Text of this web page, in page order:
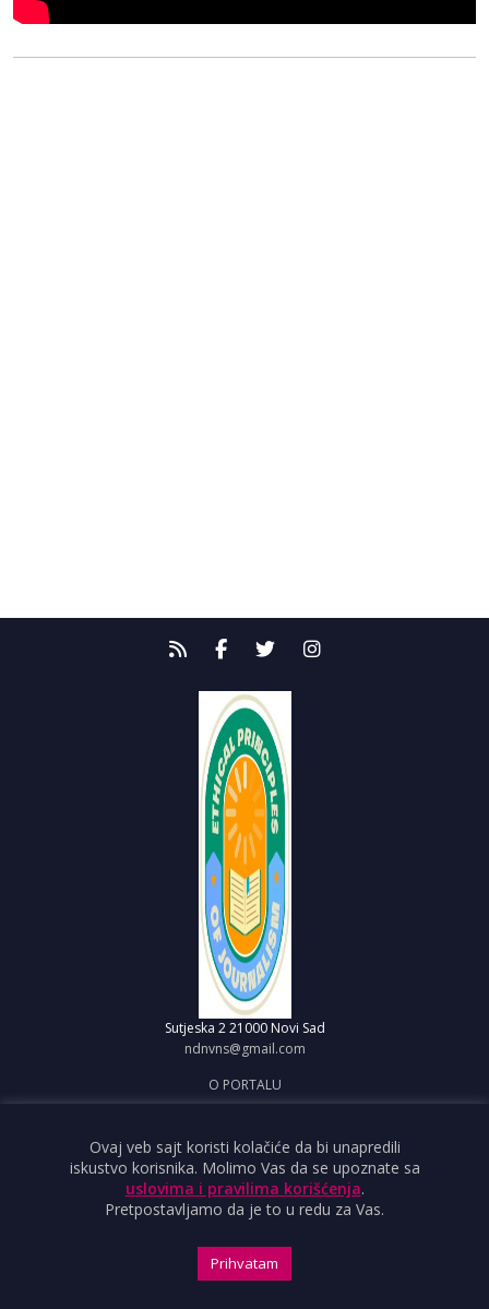
Sutjeska 2 21000 Novi Sad
ndnvns@gmail.com
O PORTALU
OBJAVI VEST
USLOVI KORIŠĆENJA
Ovaj veb sajt koristi kolačiće da bi unapredili
iskustvo korisnika. Molimo Vas da se upoznate sa
uslovima i pravilima korišćenja.
Pretpostavljamo da je to u redu za Vas.
Prihvatam